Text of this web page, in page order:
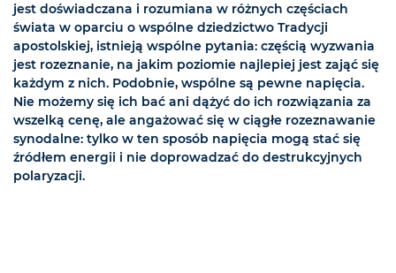
jest doświadczana i rozumiana w różnych częściach
świata w oparciu o wspólne dziedzictwo Tradycji
apostolskiej, istnieją wspólne pytania: częścią wyzwania
jest rozeznanie, na jakim poziomie najlepiej jest zająć się
każdym z nich. Podobnie, wspólne są pewne napięcia.
Nie możemy się ich bać ani dążyć do ich rozwiązania za
wszelką cenę, ale angażować się w ciągłe rozeznawanie
synodalne: tylko w ten sposób napięcia mogą stać się
źródłem energii i nie doprowadzać do destrukcyjnych
polaryzacji.